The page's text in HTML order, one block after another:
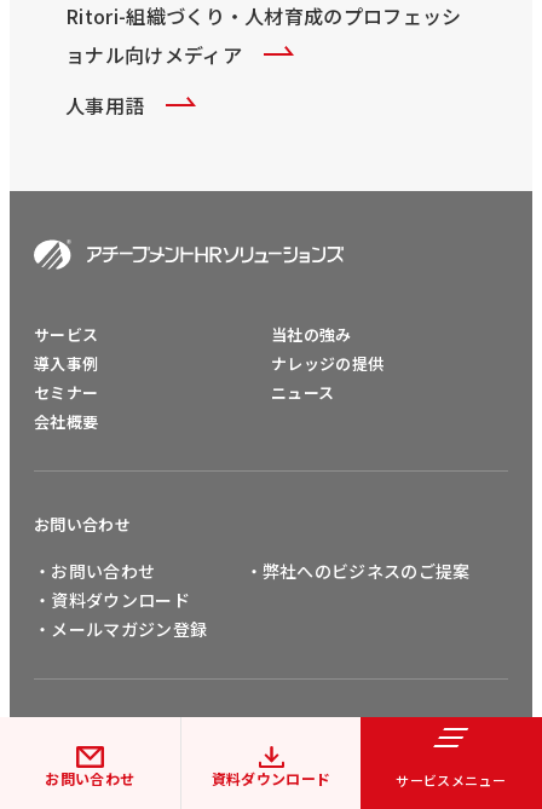
お問い合わせ 資料ダウンロード サービスメニュー
Ritori-組織づくり・人材育成のプロフェッシ
ョナル向けメディア
人事用語
サービス
導入事例
セミナー
会社概要
当社の強み
ナレッジの提供
ニュース
お問い合わせ
・お問い合わせ
・資料ダウンロード
・メールマガジン登録
・弊社へのビジネスのご提案